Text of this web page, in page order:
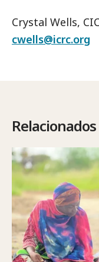
Crystal Wells,
cwells@icrc.org
Relacionados